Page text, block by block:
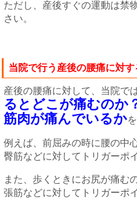
ただし、産後すぐの運動は禁
さい。
当院で行う産後の腰痛に対
産後の腰痛に対して、当院で
るとどこが痛むのか
筋肉が痛んでいるか
例えば、前屈みの時に腰の中
臀筋などに対してトリガーポ
また、歩くときにお尻が痛む
張筋などに対してトリガーポ